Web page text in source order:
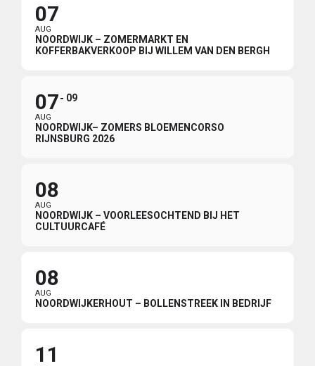
07
AUG
NOORDWIJK – ZOMERMARKT EN
KOFFERBAKVERKOOP BIJ WILLEM VAN DEN BERGH
07
AUG
09
NOORDWIJK– ZOMERS BLOEMENCORSO
RIJNSBURG 2026
08
AUG
NOORDWIJK – VOORLEESOCHTEND BIJ HET
CULTUURCAFÉ
08
AUG
NOORDWIJKERHOUT – BOLLENSTREEK IN BEDRIJF
11